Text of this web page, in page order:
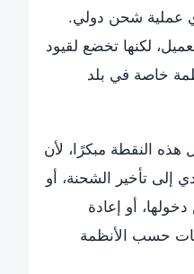
عملية شحن دولي.
لكنها تخضع لقيود
خاصة في بلد
النقطة مبكرًا، لأن
إلى تأخير الشحنة، أو
أو إعادة
حسب الأنظمة